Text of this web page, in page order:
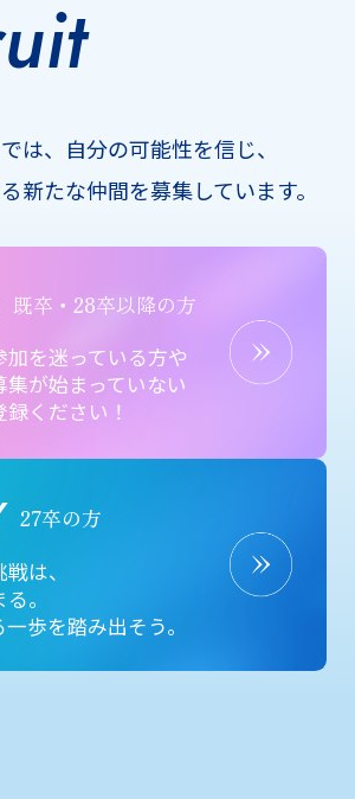
は、自分の可能性を信じ、
新たな仲間を募集しています。
既卒・28卒以降の方
加を迷っている方や
が始まっていない
ください！
27卒の方
は、
。
歩を踏み出そう。